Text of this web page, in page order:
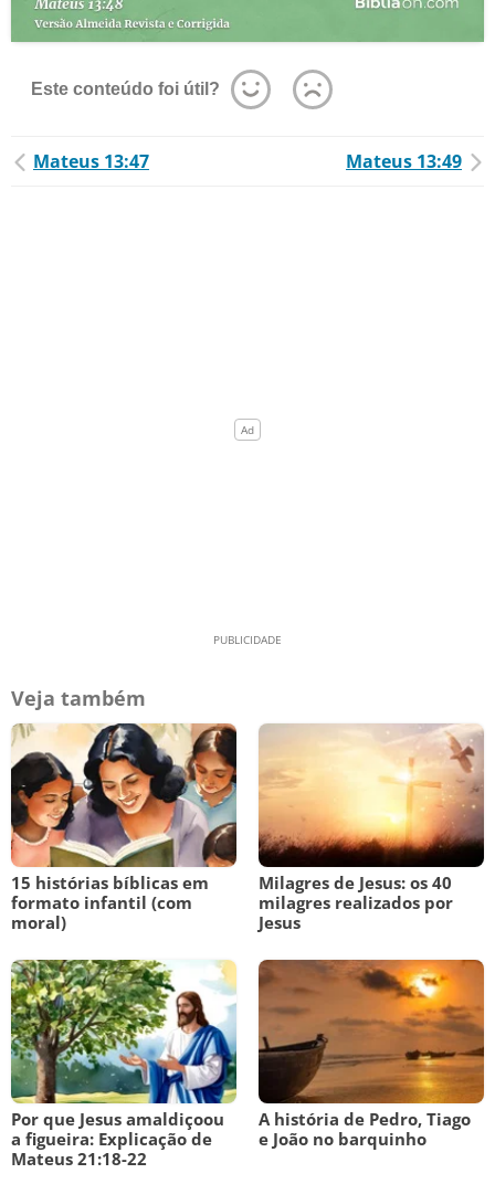
Este conteúdo foi útil?
Mateus 13:47 Mateus 13:49
Veja também
15 histórias bíblicas em
formato infantil (com
moral)
Milagres de Jesus: os 40
milagres realizados por
Jesus
Por que Jesus amaldiçoou
a figueira: Explicação de
Mateus 21:18-22
A história de Pedro, Tiago
e João no barquinho